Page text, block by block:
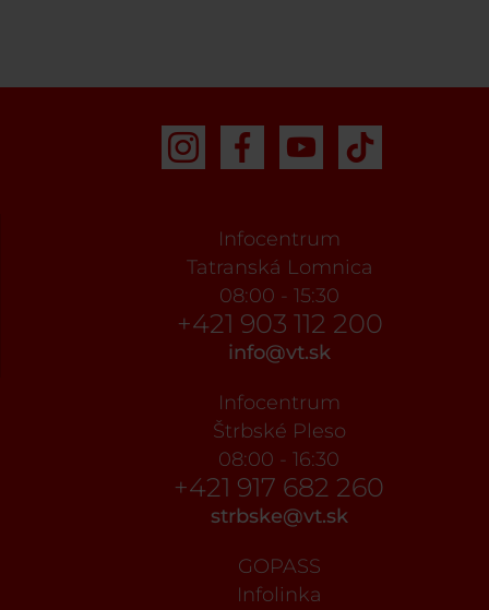
Infocentrum
Tatranská Lomnica
08:00 - 15:30
+421 903 112 200
info@vt.sk
Infocentrum
Štrbské Pleso
08:00 - 16:30
+421 917 682 260
strbske@vt.sk
GOPASS
Infolinka